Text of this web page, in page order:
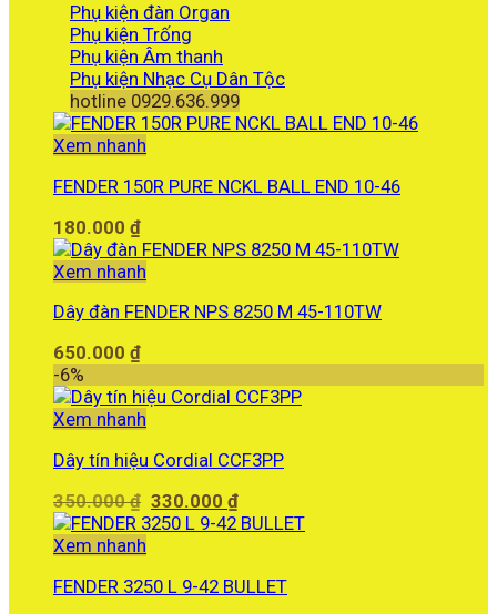
Phụ kiện đàn Organ
Phụ kiện Trống
Phụ kiện Âm thanh
Phụ kiện Nhạc Cụ Dân Tộc
hotline 0929.636.999
Xem nhanh
FENDER 150R PURE NCKL BALL END 10-46
180.000 ₫
Xem nhanh
Dây đàn FENDER NPS 8250 M 45-110TW
650.000 ₫
-6%
Xem nhanh
Dây tín hiệu Cordial CCF3PP
350.000₫ Giá
gốc
330.000₫Giá
hiện
330.000 ₫.
Xem nhanh
FENDER 3250 L 9-42 BULLET